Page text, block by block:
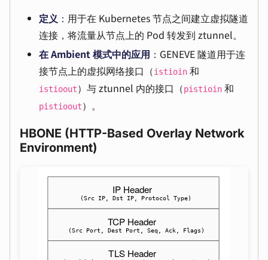
定义 ：用于在 Kubernetes 节点之间建立虚拟隧道
连接，将流量从节点上的 Pod 转发到 ztunnel。
在 Ambient 模式中的应用 ：GENEVE 隧道用于连
接节点上的虚拟网络接口（istioin 和
istioout）与 ztunnel 内的接口（pistioin 和
pistioout）。
HBONE (HTTP-Based Overlay Network
Environment)